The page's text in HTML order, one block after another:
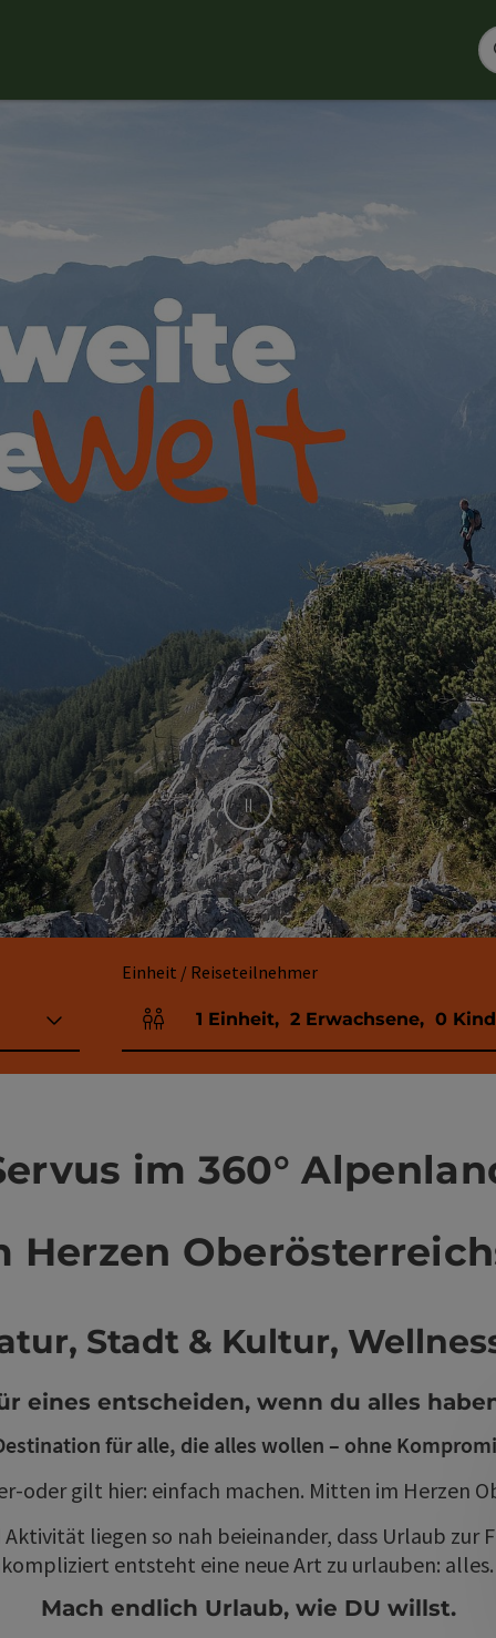
Stop
Einheit / Reiseteilnehmer
Einheitenanzahl und Personenfelder
1 Einheit, 2 Erwachsene, 0
im 360°
Herzen
Stadt & Kultur,
eines entscheiden, wenn du alles
für alle, die alles wollen – ohne
oder gilt hier: einfach machen. Mitten im Herzen
liegen so nah beieinander, dass Urlaub zur
entsteht eine neue Art zu urlauben: alles.
Mach endlich Urlaub, wie DU willst.